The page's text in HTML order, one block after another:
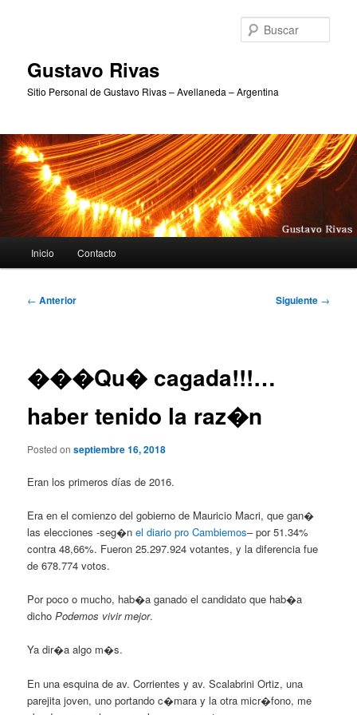
Gustavo Rivas
Sitio Personal de Gustavo Rivas – Avellaneda – Argentina
principal
Inicio Contacto
Navegación
← Anterior Siguiente →
���Qu� cagada!!!…
haber tenido la raz�n
Posted onseptiembre 16, 2018
Eran los primeros días de 2016.
Era en el comienzo del gobierno de Mauricio Macri, que gan�
las elecciones -seg�nel diario pro Cambiemos– por 51.34%
contra 48,66%. Fueron 25.297.924 votantes, y la diferencia fue
de 678.774 votos.
Por poco o mucho, hab�a ganado el candidato que hab�a
dichoPodemos vivir mejor.
Ya dir�a algo m�s.
En una esquina de av. Corrientes y av. Scalabrini Ortiz, una
parejita joven, uno portando c�mara y la otra micr�fono, me